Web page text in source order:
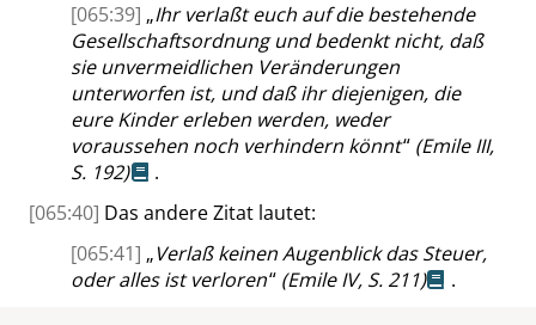
[065:39] „Ihr verlaßt euch auf die bestehende
Gesellschaftsordnung und bedenkt nicht, daß
sie unvermeidlichen Veränderungen
unterworfen ist, und daß ihr diejenigen, die
eure Kinder erleben werden, weder
voraussehen noch verhindern könnt“ (Emile III,
S. 192)
.
[065:40] Das andere Zitat lautet:
[065:41] „Verlaß keinen Augenblick das Steuer,
oder alles ist verloren“ (Emile IV, S. 211) .